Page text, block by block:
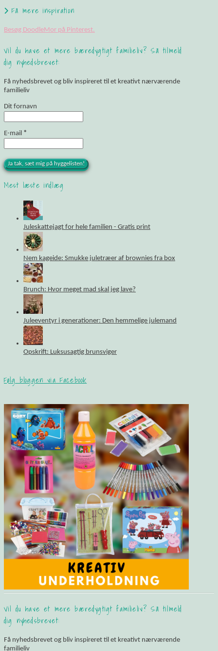
Få mere inspiration
Besøg DoodleMor på Pinterest.
Vil du have et mere bæredygtigt familieliv? Så tilmeld
dig nyhedsbrevet:
Få nyhedsbrevet og bliv inspireret til et kreativt nærværende
familieliv
Dit fornavn
E-mail *
Mest læste indlæg
Juleskattejagt for hele familien - Gratis print
Nem kageide: Smukke juletræer af brownies fra box
Brunch: Hvor meget mad skal jeg lave?
Juleeventyr i generationer: Den hemmelige julemand
Opskrift: Luksusagtig brunsviger
Følg bloggen via Facebook
Vil du have et mere bæredygtigt familieliv? Så tilmeld
dig nyhedsbrevet:
Få nyhedsbrevet og bliv inspireret til et kreativt nærværende
familieliv